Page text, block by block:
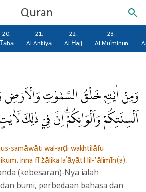
Quran
20.
Ṭāhā
21.
Al-Anbiyā
22.
Al-Ḥajj
23.
Al-Mu'minūn
وَمِنْ اٰيٰتِهٖ خَلْقُ السَّمٰوٰتِ
اَلْسِنَتِكُمْ وَاَلْوَانِكُمْۗ اِنَّ فِيْ ذٰلِكَ لَاٰيٰتٍ
samāwāti wal-arḍi wakhtilāfu
inna fī żālika la'āyātil lil-‘ālimīn(a).
(kebesaran)-Nya ialah
bumi, perbedaan bahasa dan